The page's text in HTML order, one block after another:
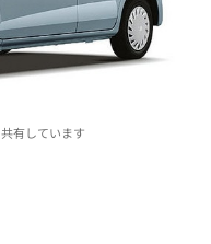
有しています